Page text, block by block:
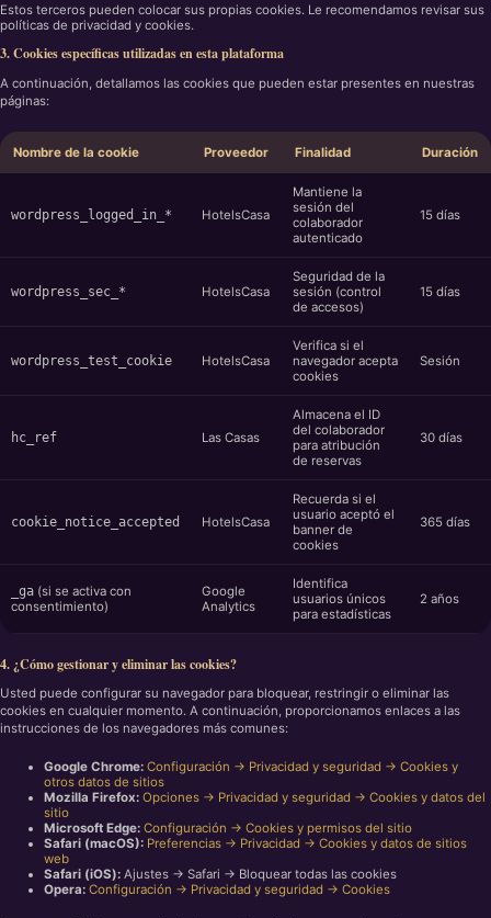
Estos terceros pueden colocar sus propias cookies. Le recomendamos revisar sus
políticas de privacidad y cookies.
3. Cookies específicas utilizadas en esta plataforma
A continuación, detallamos las cookies que pueden estar presentes en nuestras
páginas:
Nombre de la cookie Proveedor Finalidad Duración
wordpress_logged_in_* HotelsCasa
Mantiene la
sesión del
colaborador
autenticado
15 días
wordpress_sec_* HotelsCasa
Seguridad de la
sesión (control
de accesos)
15 días
wordpress_test_cookie HotelsCasa
Verifica si el
navegador acepta
cookies
Sesión
hc_ref Las Casas
Almacena el ID
del colaborador
para atribución
de reservas
30 días
cookie_notice_accepted HotelsCasa
Recuerda si el
usuario aceptó el
banner de
cookies
365 días
_ga (si se activa con
consentimiento)
Google
Analytics
Identifica
usuarios únicos
para estadísticas
2 años
4. ¿Cómo gestionar y eliminar las cookies?
Usted puede configurar su navegador para bloquear, restringir o eliminar las
cookies en cualquier momento. A continuación, proporcionamos enlaces a las
instrucciones de los navegadores más comunes:
Google Chrome: Configuración → Privacidad y seguridad → Cookies y
otros datos de sitios
Mozilla Firefox: Opciones → Privacidad y seguridad → Cookies y datos del
sitio
Microsoft Edge: Configuración → Cookies y permisos del sitio
Safari (macOS): Preferencias → Privacidad → Cookies y datos de sitios
web
Safari (iOS): Ajustes → Safari → Bloquear todas las cookies
Opera: Configuración → Privacidad y seguridad → Cookies